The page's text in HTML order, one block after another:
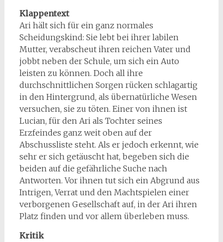
Klappentext
Ari hält sich für ein ganz normales
Scheidungskind: Sie lebt bei ihrer labilen
Mutter, verabscheut ihren reichen Vater und
jobbt neben der Schule, um sich ein Auto
leisten zu können. Doch all ihre
durchschnittlichen Sorgen rücken schlagartig
in den Hintergrund, als übernatürliche Wesen
versuchen, sie zu töten. Einer von ihnen ist
Lucian, für den Ari als Tochter seines
Erzfeindes ganz weit oben auf der
Abschussliste steht. Als er jedoch erkennt, wie
sehr er sich getäuscht hat, begeben sich die
beiden auf die gefährliche Suche nach
Antworten. Vor ihnen tut sich ein Abgrund aus
Intrigen, Verrat und den Machtspielen einer
verborgenen Gesellschaft auf, in der Ari ihren
Platz finden und vor allem überleben muss.
Kritik